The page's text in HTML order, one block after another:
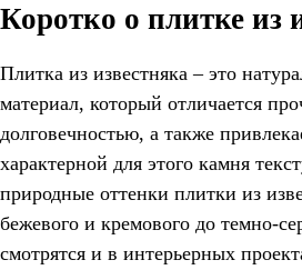
Коротко о плитке из
Плитка из известняка – это
материал, который отличается
долговечностью, а также
характерной для этого камня
природные оттенки плитки из
бежевого и кремового до темно-
смотрятся и в интерьерных